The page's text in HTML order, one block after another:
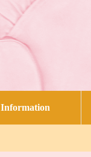
Information